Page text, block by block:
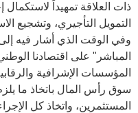
ذات العلاقة تمهيداً
التمويل التأجيري، وتشجيع
وفي الوقت الذي أشار فيه إلى
المباشر" على اقتصادنا
المؤسسات الإشرافية
سوق رأس المال باتخاذ ما
المستثمرين، واتخاذ كل